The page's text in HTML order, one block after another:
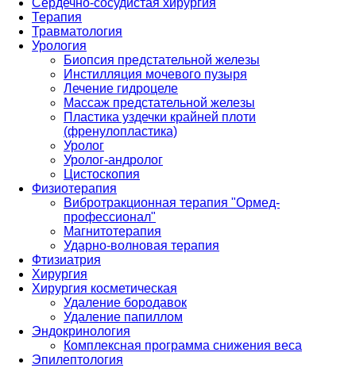
Сердечно-сосудистая хирургия
Терапия
Травматология
Урология
Биопсия предстательной железы
Инстилляция мочевого пузыря
Лечение гидроцеле
Массаж предстательной железы
Пластика уздечки крайней плоти
(френулопластика)
Уролог
Уролог-андролог
Цистоскопия
Физиотерапия
Вибротракционная терапия "Ормед-
профессионал"
Магнитотерапия
Ударно-волновая терапия
Фтизиатрия
Хирургия
Хирургия косметическая
Удаление бородавок
Удаление папиллом
Эндокринология
Комплексная программа снижения веса
Эпилептология